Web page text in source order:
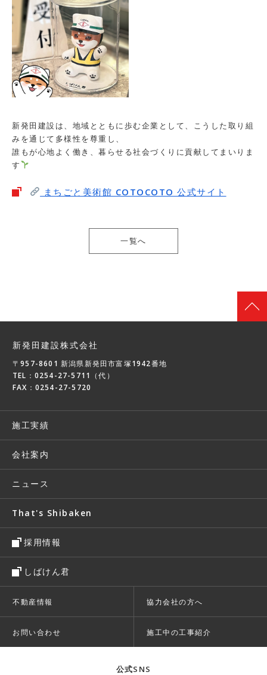
新発田建設は、地域とともに歩む企業として、こうした取り組
みを通じて多様性を尊重し、
誰もが心地よく働き、暮らせる社会づくりに貢献してまいりま
す
まちごと美術館 COTOCOTO 公式サイト
一覧へ
新発田建設株式会社
〒957-8601 新潟県新発田市富塚1942番地
TEL：0254-27-5711（代）
FAX：0254-27-5720
施工実績
会社案内
ニュース
That's Shibaken
採用情報
しばけん君
不動産情報 協力会社の方へ
お問い合わせ 施工中の工事紹介
公式SNS